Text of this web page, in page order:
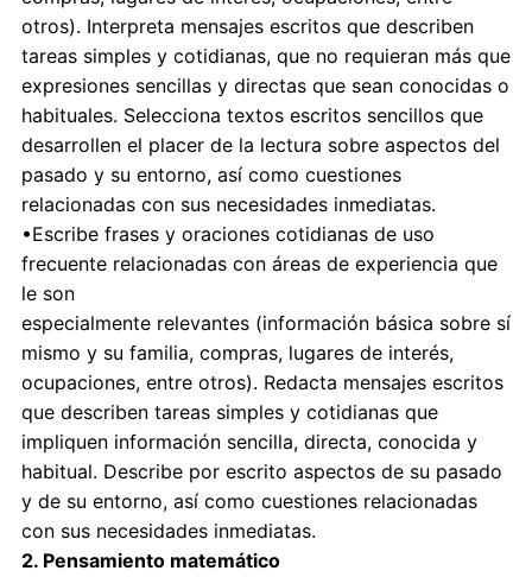
otros). Interpreta mensajes escritos que describen
tareas simples y cotidianas, que no requieran más que
expresiones sencillas y directas que sean conocidas o
habituales. Selecciona textos escritos sencillos que
desarrollen el placer de la lectura sobre aspectos del
pasado y su entorno, así como cuestiones
relacionadas con sus necesidades inmediatas.
•Escribe frases y oraciones cotidianas de uso
frecuente relacionadas con áreas de experiencia que
le son
especialmente relevantes (información básica sobre sí
mismo y su familia, compras, lugares de interés,
ocupaciones, entre otros). Redacta mensajes escritos
que describen tareas simples y cotidianas que
impliquen información sencilla, directa, conocida y
habitual. Describe por escrito aspectos de su pasado
y de su entorno, así como cuestiones relacionadas
con sus necesidades inmediatas.
2. Pensamiento matemático